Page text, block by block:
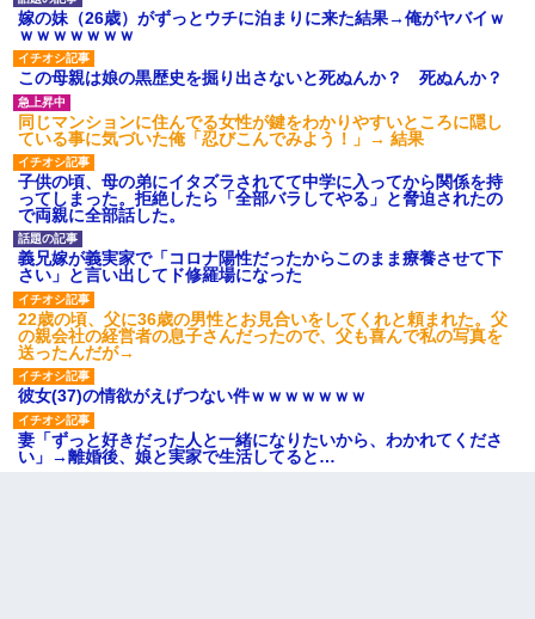
嫁の妹（26歳）がずっとウチに泊まりに来た結果→俺がヤバイｗ
ｗｗｗｗｗｗｗ
この母親は娘の黒歴史を掘り出さないと死ぬんか？ 死ぬんか？
同じマンションに住んでる女性が鍵をわかりやすいところに隠し
ている事に気づいた俺「忍びこんでみよう！」→ 結果
子供の頃、母の弟にイタズラされてて中学に入ってから関係を持
ってしまった。拒絶したら「全部バラしてやる」と脅迫されたの
で両親に全部話した。
義兄嫁が義実家で「コロナ陽性だったからこのまま療養させて下
さい」と言い出してド修羅場になった
22歳の頃、父に36歳の男性とお見合いをしてくれと頼まれた。父
の親会社の経営者の息子さんだったので、父も喜んで私の写真を
送ったんだが→
彼女(37)の情欲がえげつない件ｗｗｗｗｗｗｗ
妻「ずっと好きだった人と一緒になりたいから、わかれてくださ
い」→離婚後、娘と実家で生活してると…